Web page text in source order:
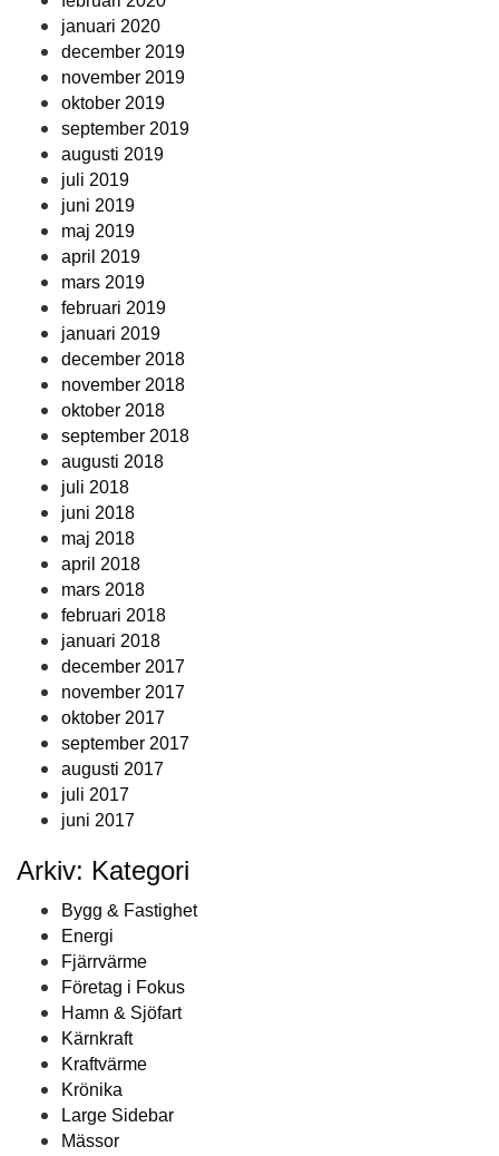
januari 2020
december 2019
november 2019
oktober 2019
september 2019
augusti 2019
juli 2019
juni 2019
maj 2019
april 2019
mars 2019
februari 2019
januari 2019
december 2018
november 2018
oktober 2018
september 2018
augusti 2018
juli 2018
juni 2018
maj 2018
april 2018
mars 2018
februari 2018
januari 2018
december 2017
november 2017
oktober 2017
september 2017
augusti 2017
juli 2017
juni 2017
Arkiv: Kategori
Bygg & Fastighet
Energi
Fjärrvärme
Företag i Fokus
Hamn & Sjöfart
Kärnkraft
Kraftvärme
Krönika
Large Sidebar
Mässor